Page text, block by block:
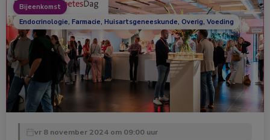
Bijeenkomst
Endocrinologie, Farmacie, Huisartsgeneeskunde, Overig, Voeding
vr 8 november 2024 om 09:00 uur